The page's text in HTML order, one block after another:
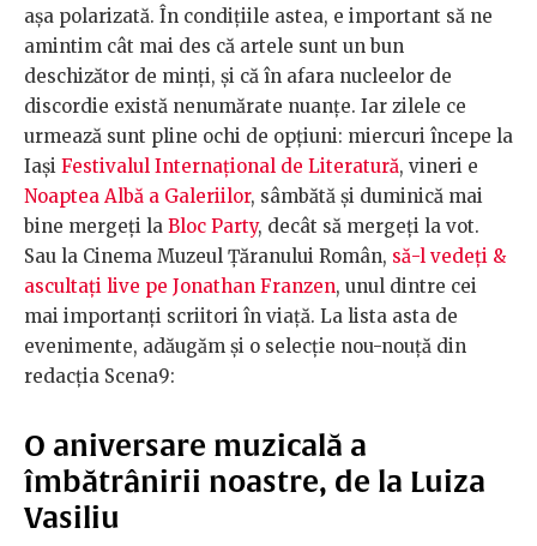
așa polarizată. În condițiile astea, e important să ne
amintim cât mai des că artele sunt un bun
deschizător de minți, și că în afara nucleelor de
discordie există nenumărate nuanțe. Iar zilele ce
urmează sunt pline ochi de opțiuni: miercuri începe la
Iași Festivalul Internațional de Literatură, vineri e
Noaptea Albă a Galeriilor, sâmbătă și duminică mai
bine mergeți la Bloc Party, decât să mergeți la vot.
Sau la Cinema Muzeul Țăranului Român, să-l vedeți &
ascultați live pe Jonathan Franzen, unul dintre cei
mai importanți scriitori în viață. La lista asta de
evenimente, adăugăm și o selecție nou-nouță din
redacția Scena9:
O aniversare muzicală a
îmbătrânirii noastre, de la Luiza
Vasiliu